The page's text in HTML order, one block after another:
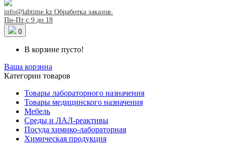
info@labtime.kz Обработка заказов:
Пн-Пт с 9 до 18
0
В корзине пусто!
Ваша корзина
Категории товаров
Товары лабораторного назначения
Товары медицинского назначения
Мебель
Среды и ЛАЛ-реактивы
Посуда химико-лабораторная
Химическая продукция